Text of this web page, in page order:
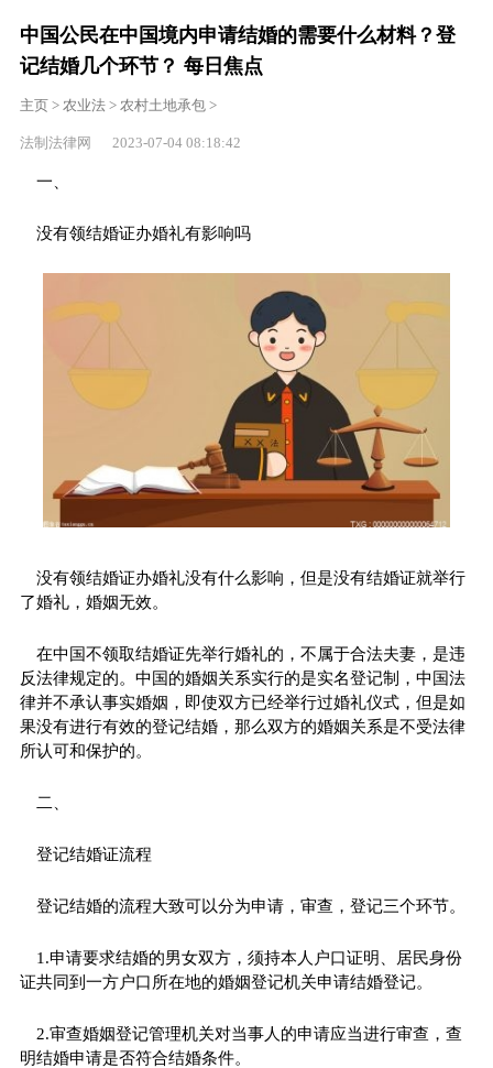
中国公民在中国境内申请结婚的需要什么材料？登
记结婚几个环节？ 每日焦点
主页> 农业法> 农村土地承包>
法制法律网 2023-07-04 08:18:42
一、
没有领结婚证办婚礼有影响吗
没有领结婚证办婚礼没有什么影响，但是没有结婚证就举行
了婚礼，婚姻无效。
在中国不领取结婚证先举行婚礼的，不属于合法夫妻，是违
反法律规定的。中国的婚姻关系实行的是实名登记制，中国法
律并不承认事实婚姻，即使双方已经举行过婚礼仪式，但是如
果没有进行有效的登记结婚，那么双方的婚姻关系是不受法律
所认可和保护的。
二、
登记结婚证流程
登记结婚的流程大致可以分为申请，审查，登记三个环节。
1.申请要求结婚的男女双方，须持本人户口证明、居民身份
证共同到一方户口所在地的婚姻登记机关申请结婚登记。
2.审查婚姻登记管理机关对当事人的申请应当进行审查，查
明结婚申请是否符合结婚条件。